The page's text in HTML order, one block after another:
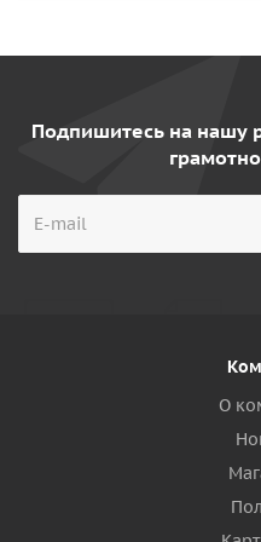
Подпишитесь на нашу
О